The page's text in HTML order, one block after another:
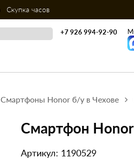
Скупка часов
+7 926 994-92-90
Смартфоны Honor б/у в Чехове
Смартфон
Артикул: 1190529